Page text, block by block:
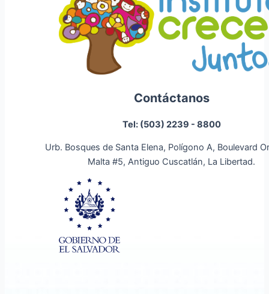
Contáctanos
Tel: (503) 2239 - 8800
Urb. Bosques de Santa Elena, Polígono A, Boulevard
Malta #5, Antiguo Cuscatlán, La Libertad.